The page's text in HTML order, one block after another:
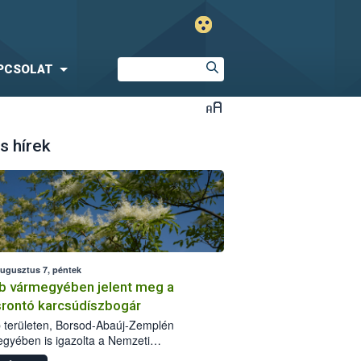
hírek
7, péntek
vármegyében jelent meg a
karcsúdíszbogár
területen, Borsod-Abaúj-Zemplén
is igazolta a Nemzeti
biztonsági Hivatal (Nébih) a